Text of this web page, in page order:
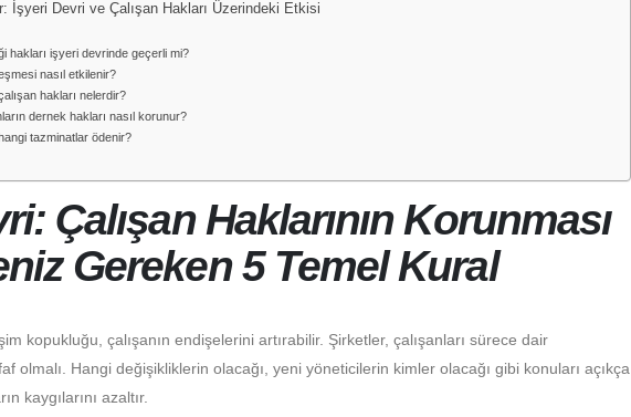
İşyeri Devri ve Çalışan Hakları Üzerindeki Etkisi
hakları işyeri devrinde geçerli mi?
nasıl etkilenir?
hakları nelerdir?
dernek hakları nasıl korunur?
tazminatlar ödenir?
Çalışan Haklarının Korunması
Gereken 5 Temel Kural
kopukluğu, çalışanın endişelerini artırabilir. Şirketler, çalışanları sürece dair
olmalı. Hangi değişikliklerin olacağı, yeni yöneticilerin kimler olacağı gibi konuları açıkça
kaygılarını azaltır.